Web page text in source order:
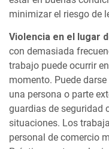
minimizar el riesgo de
Violencia en el lugar
con demasiada
trabajo puede ocurrir
momento. Puede
una persona o parte
guardias de seguridad
situaciones. Los
personal de comercio